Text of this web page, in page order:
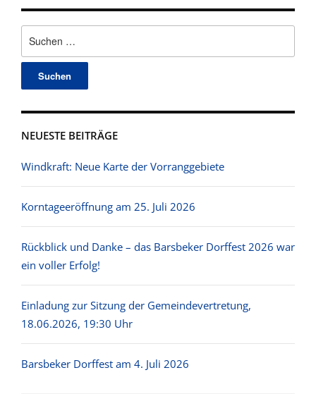
nach:
NEUESTE BEITRÄGE
Windkraft: Neue Karte der Vorranggebiete
Korntageeröffnung am 25. Juli 2026
Rückblick und Danke – das Barsbeker Dorffest 2026 war
ein voller Erfolg!
Einladung zur Sitzung der Gemeindevertretung,
18.06.2026, 19:30 Uhr
Barsbeker Dorffest am 4. Juli 2026